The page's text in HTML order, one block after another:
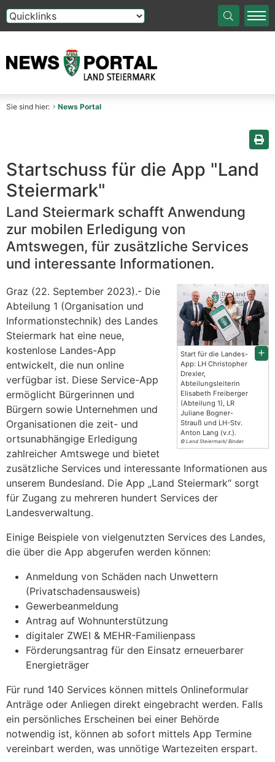
Die Auswahl einer Option im Select-Element führt auf
Sie sind hier: News Portal
Startschuss für die App "Land
Steiermark"
Land Steiermark schafft Anwendung
zur mobilen Erledigung von
Amtswegen, für zusätzliche Services
und interessante Informationen.
Start für die Landes-
App: LH Christopher
Drexler,
Abteilungsleiterin
Elisabeth Freiberger
(Abteilung 1), LR
Juliane Bogner-
Strauß und LH-Stv.
Anton Lang (v.r.).
© Land Steiermark/ Binder
Graz (22. September 2023).- Die
Abteilung 1 (Organisation und
Informationstechnik) des Landes
Steiermark hat eine neue,
kostenlose Landes-App
entwickelt, die nun online
verfügbar ist. Diese Service-App
ermöglicht Bürgerinnen und
Bürgern sowie Unternehmen und
Organisationen die zeit- und
ortsunabhängige Erledigung
zahlreicher Amtswege und bietet
zusätzliche Services und interessante Informationen aus
unserem Bundesland. Die App „Land Steiermark“ sorgt
für Zugang zu mehreren hundert Services der
Landesverwaltung.
Einige Beispiele von vielgenutzten Services des Landes,
die über die App abgerufen werden können:
Anmeldung von Schäden nach Unwettern
(Privatschadensausweis)
Gewerbeanmeldung
Antrag auf Wohnunterstützung
digitaler ZWEI & MEHR-Familienpass
Förderungsantrag für den Einsatz erneuerbarer
Energieträger
Für rund 140 Services können mittels Onlineformular
Anträge oder Anliegen direkt eingebracht werden. Falls
ein persönliches Erscheinen bei einer Behörde
notwendig ist, können ab sofort mittels App Termine
vereinbart werden, was unnötige Wartezeiten erspart.